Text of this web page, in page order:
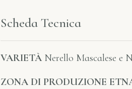
Scheda Tecnica
VARIETÀ Nerello Mascalese e
ZONA DI PRODUZIONE